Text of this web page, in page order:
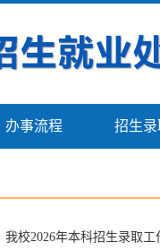
办事流程 招生录
我校2026年本科招生录取工